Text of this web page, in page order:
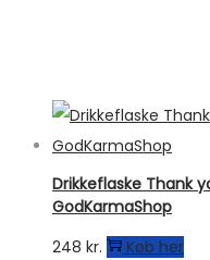
Drikkeflaske Thank
GodKarmaShop
248 kr. Køb her